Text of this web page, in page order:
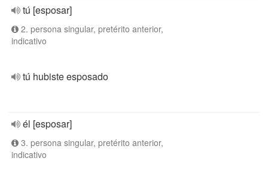
tú [esposar]
2. persona singular, pretérito anterior,
indicativo
tú hubiste esposado
él [esposar]
3. persona singular, pretérito anterior,
indicativo